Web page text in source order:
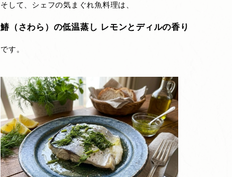
そして、シェフの気まぐれ魚料理は、
鰆（さわら）の低温蒸し レモンとディルの香り
です。